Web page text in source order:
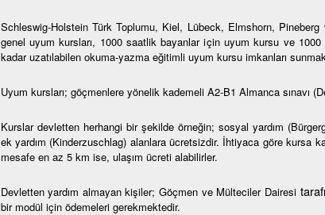
Schleswig-Holstein Türk Toplumu, Kiel, Lübeck, Elmshorn,
genel uyum kursları, 1000 saatlik bayanlar için uyum kursu ve
kadar uzatılabilen okuma-yazma eğitimli uyum kursu imkanları
Uyum kursları; göçmenlere yönelik kademeli A2-B1 Almanca sınavı
Kurslar devletten herhangi bir şekilde örneğin; sosyal yardım
ek yardım (Kinderzuschlag) alanlara ücretsizdir. İhtiyaca göre kursa
mesafe en az 5 km ise, ulaşım ücreti alabilirler.
Devletten yardım almayan kişiler; Göçmen ve Mülteciler Dairesi
bir modül için ödemeleri gerekmektedir.